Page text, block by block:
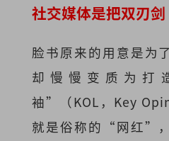
社交媒体是把双刃剑
脸书原来的用意是为
却慢慢变质为打
袖”（KOL，Key
就是俗称的“网红”